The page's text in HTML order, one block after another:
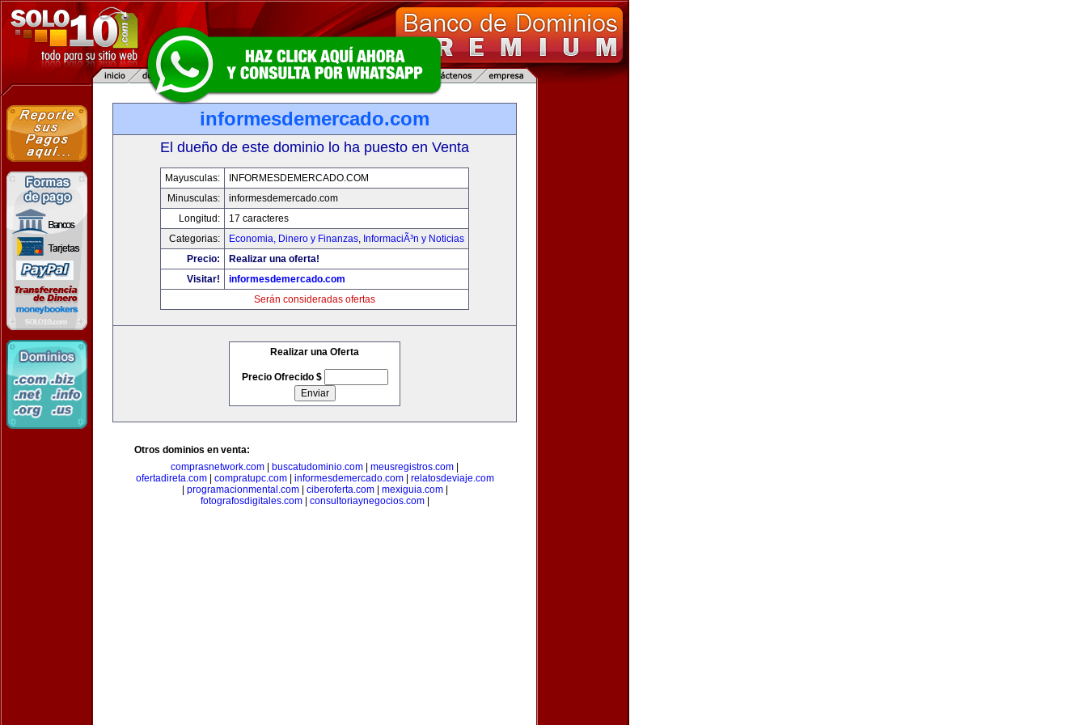
informesdemercado.com
El dueño de este dominio lo ha puesto en Venta
Mayusculas:
INFORMESDEMERCADO.COM
Minusculas:
informesdemercado.com
Longitud:
17 caracteres
Categorias:
Economia, Dinero y Finanzas, InformaciÃ³n y Noticias
Precio:
Realizar una oferta!
Visitar!
informesdemercado.com
Serán consideradas ofertas
Realizar una Oferta
Precio Ofrecido $
Otros dominios en venta:
comprasnetwork.com
buscatudominio.com meusregistros.com
ofertadireta.com| compratupc.com| informesdemercado.com| relatosdeviaje.com
programacionmental.com| ciberoferta.com| mexiguia.com|
fotografosdigitales.com| consultoriaynegocios.com|